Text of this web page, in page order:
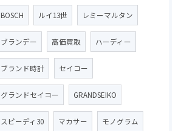
BOSCH ルイ13世 レミーマルタン
ブランデー 高価買取 ハーディー
ブランド時計 セイコー
グランドセイコー GRANDSEIKO
スピーディ30 マカサー モノグラム